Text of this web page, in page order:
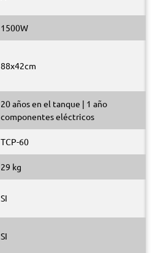
1500W
88x42cm
20 años en el tanque | 1 año
componentes eléctricos
TCP-60
29 kg
SI
SI